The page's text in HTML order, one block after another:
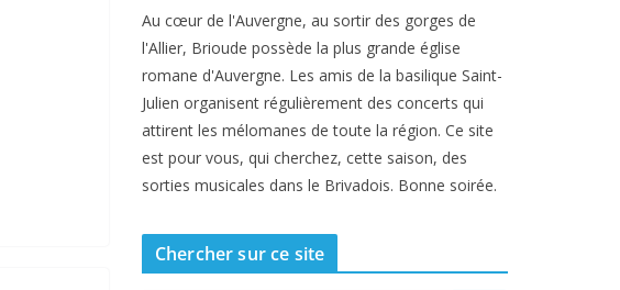
Au cœur de l'Auvergne, au sortir des gorges de
l'Allier, Brioude possède la plus grande église
romane d'Auvergne. Les amis de la basilique Saint-
Julien organisent régulièrement des concerts qui
attirent les mélomanes de toute la région. Ce site
est pour vous, qui cherchez, cette saison, des
sorties musicales dans le Brivadois. Bonne soirée.
Chercher sur ce site